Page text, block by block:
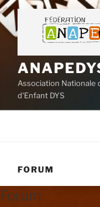
Aller
au
contenu
Association Nationale
d'Enfant DYS
FORUM
Forum